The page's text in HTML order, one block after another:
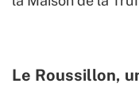
Le Roussillon,